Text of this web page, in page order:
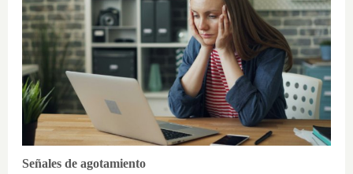
Señales de agotamiento